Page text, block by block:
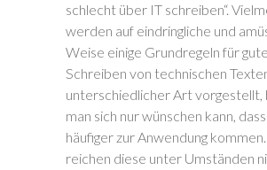
schlecht über IT schreiben“.
werden auf eindringliche und
Weise einige Grundregeln für
Schreiben von technischen
unterschiedlicher Art vorgestellt,
man sich nur wünschen kann,
häufiger zur Anwendung
reichen diese unter Umständen